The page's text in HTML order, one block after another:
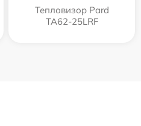
Тепловизор Pard
TA62-25LRF